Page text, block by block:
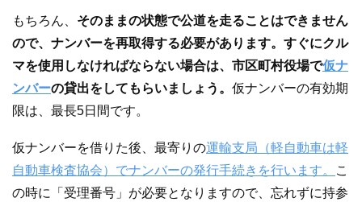
もちろん、 そのままの状態で公道を走ることはできません
ので、ナンバーを再取得する必要があります。すぐにクル
マを使用しなければならない場合は、市区町村役場で仮ナ
ンバーの貸出をしてもらいましょう。 仮ナンバーの有効期
限は、最長5日間です。
仮ナンバーを借りた後、最寄りの運輸支局（軽自動車は軽
自動車検査協会）でナンバーの発行手続きを行います。
こ
の時に「受理番号」が必要となりますので、忘れずに持参